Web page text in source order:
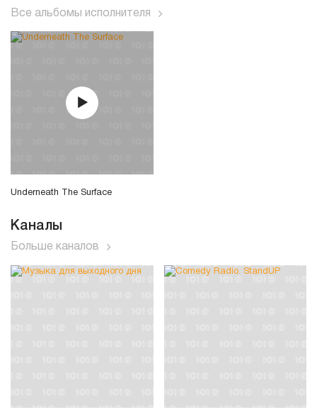
Все альбомы исполнителя
Underneath The Surface
Каналы
Больше каналов